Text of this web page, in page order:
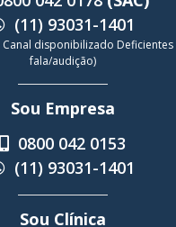
(11) 93031-1401
Canal disponibilizado Deficientes
fala/audição)
Sou Empresa
0800 042 0153
(11) 93031-1401
Sou Clínica